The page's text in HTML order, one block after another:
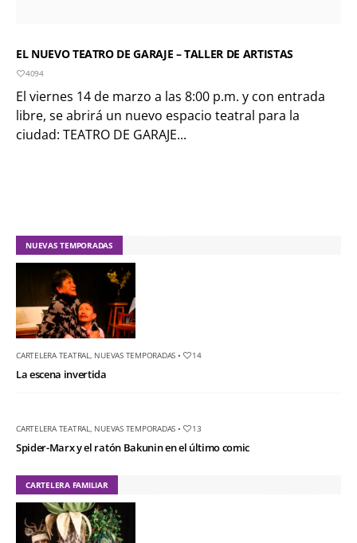
EL NUEVO TEATRO DE GARAJE – TALLER DE ARTISTAS
4094
El viernes 14 de marzo a las 8:00 p.m. y con entrada
libre, se abrirá un nuevo espacio teatral para la
ciudad: TEATRO DE GARAJE...
NUEVAS TEMPORADAS
CARTELERA TEATRAL NUEVAS TEMPORADAS • 14
La escena invertida
CARTELERA TEATRAL NUEVAS TEMPORADAS • 13
Spider-Marx y el ratón Bakunin en el último comic
CARTELERA FAMILIAR